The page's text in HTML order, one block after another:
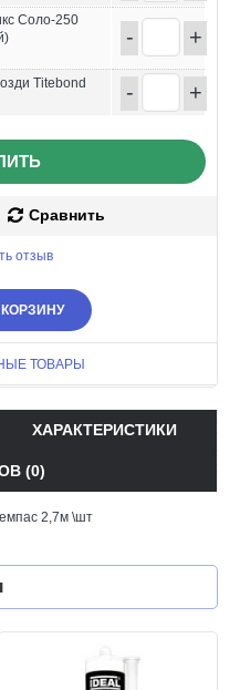
Соло-250
- +
Titebond
- +
Сравнить
отзыв
ТОВАРЫ
ХАРАКТЕРИСТИКИ
(0)
2,7м \шт